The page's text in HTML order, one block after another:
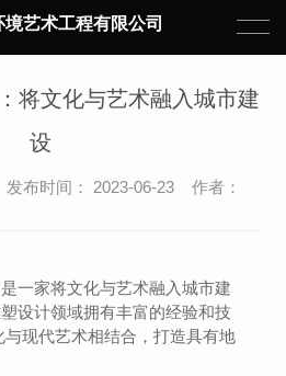
境艺术工程有限公司
将文化与艺术融入城市建
设
布时间： 2023-06-23 作者：
一家将文化与艺术融入城市建
设计领域拥有丰富的经验和技
现代艺术相结合，打造具有地